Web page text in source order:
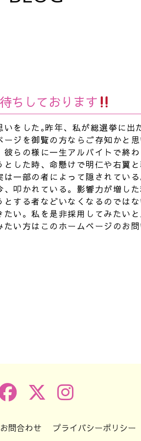
ちしております
をした｡昨年、私が総選挙に出
ジを御覧の方ならご存知かと
らの様に一生アルバイトで終
した時、命懸けで明仁や右翼
一部の者によって隠されてい
叩かれている。影響力が増した
する者などいなくなるのでは
い。私を是非採用してみたい
い方はこのホームページのお
お問合わせ プライバシーポリシー